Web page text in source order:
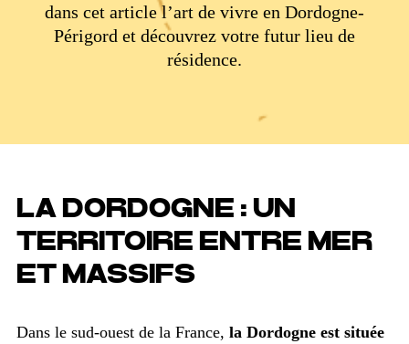
dans cet article l’art de vivre en Dordogne-
Périgord et découvrez votre futur lieu de
résidence.
LA DORDOGNE : UN
TERRITOIRE ENTRE MER
ET MASSIFS
Dans le sud-ouest de la France, la Dordogne est située